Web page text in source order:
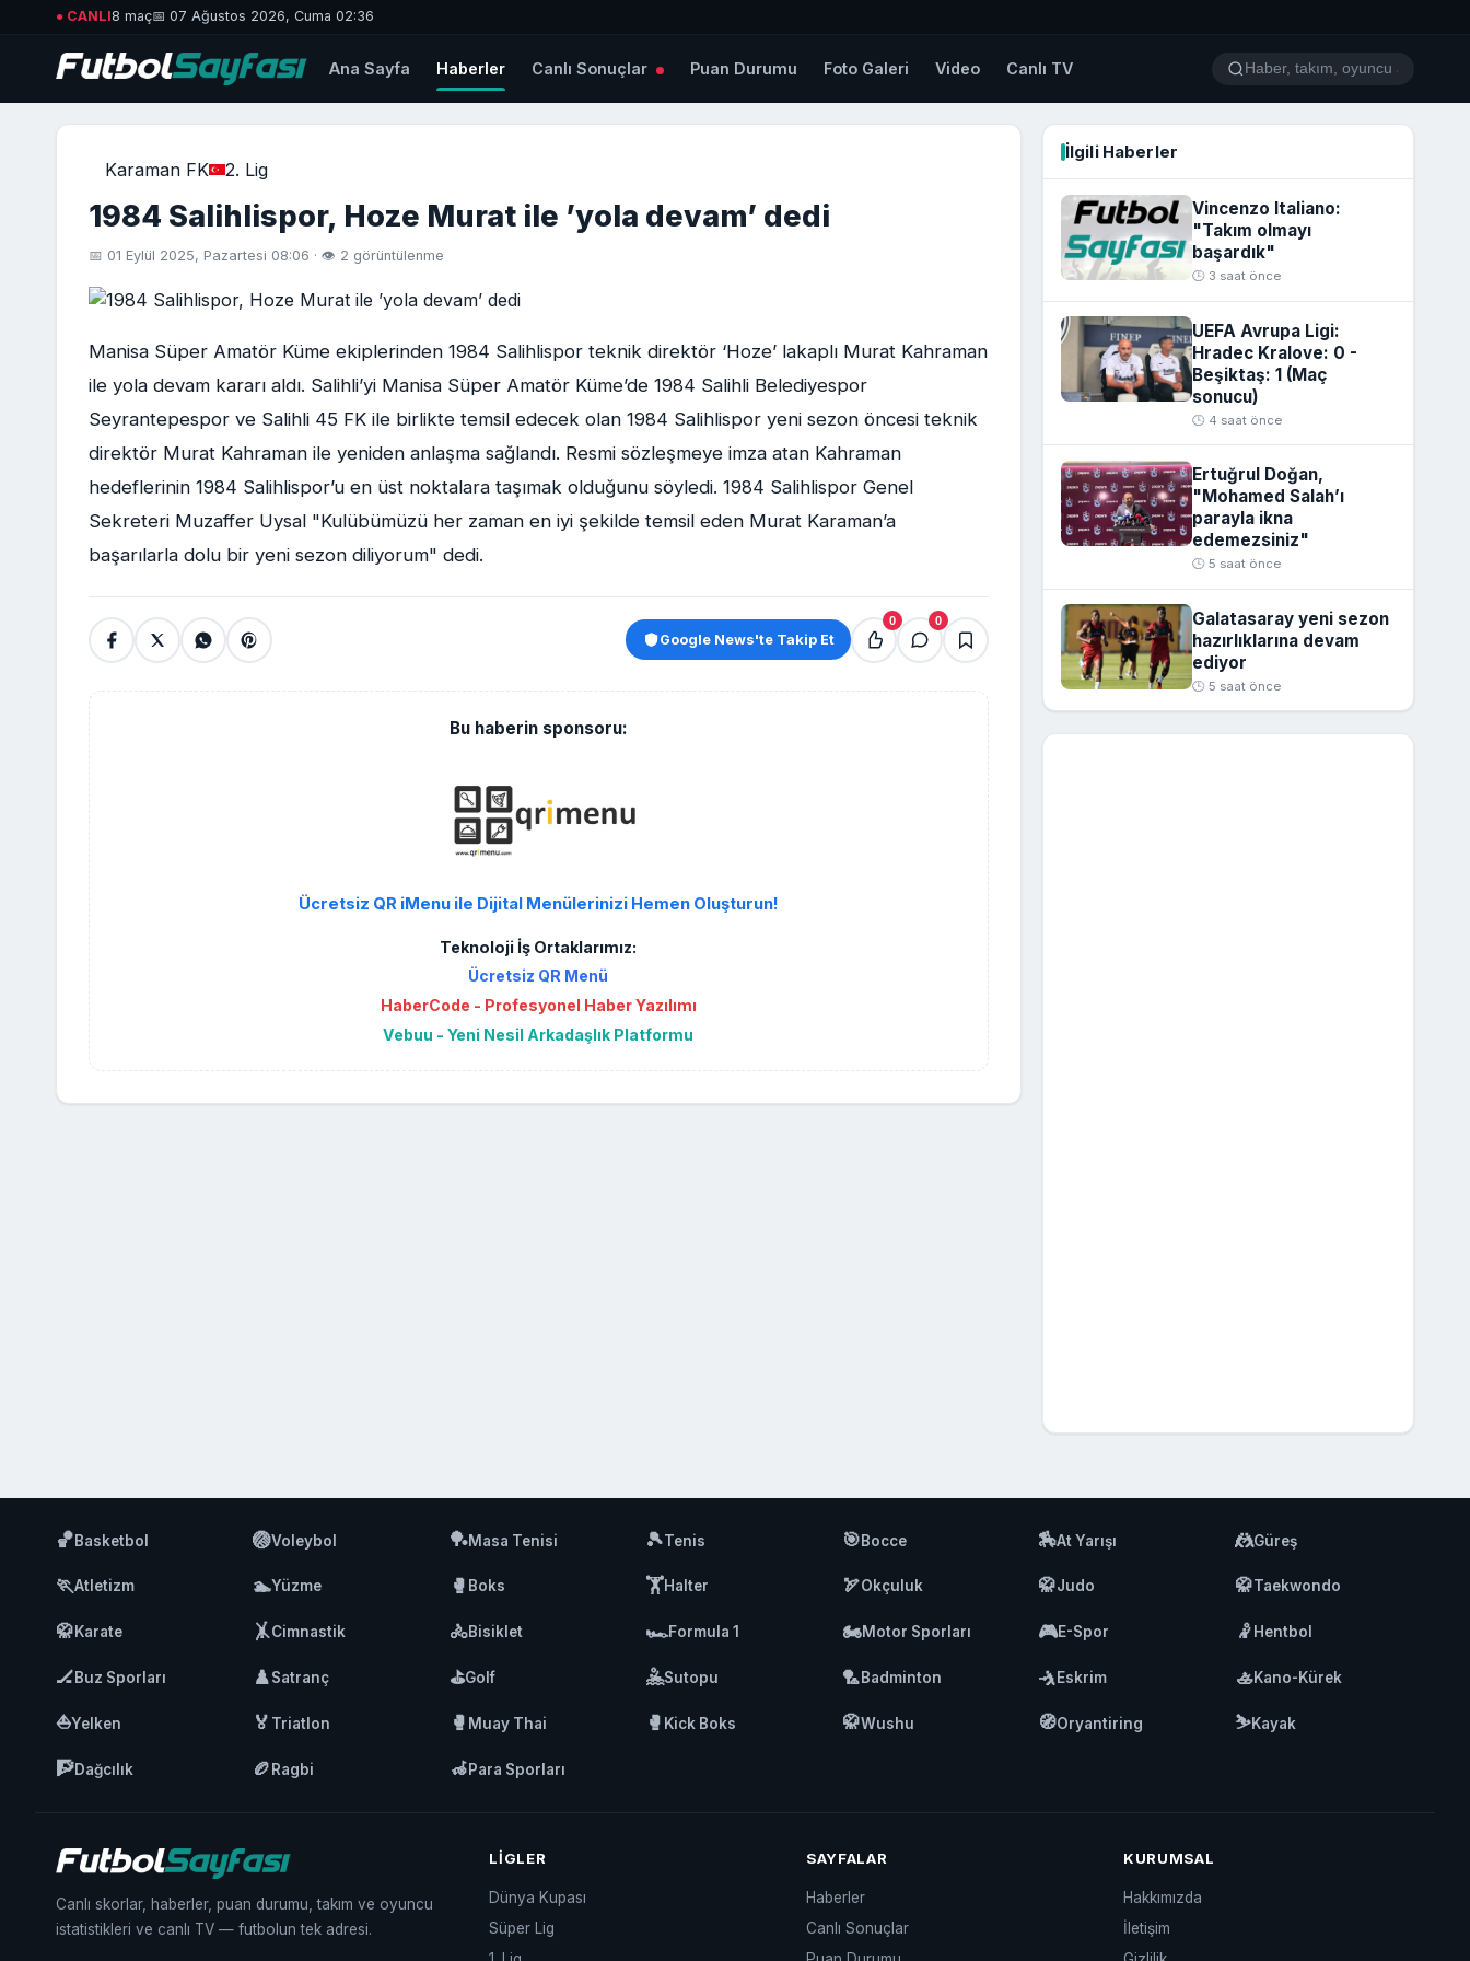
● CANLI8 maç📅 07 Ağustos 2026, Cuma 02:36
Ana Sayfa Haberler Canlı Sonuçlar Puan Durumu Foto Galeri Video Canlı TV
Karaman FK 2. Lig
1984 Salihlispor, Hoze Murat ile ’yola devam’ dedi
📅 01 Eylül 2025, Pazartesi 08:06 · 👁 2 görüntülenme
Manisa Süper Amatör Küme ekiplerinden 1984 Salihlispor teknik direktör ‘Hoze’ lakaplı Murat Kahraman
ile yola devam kararı aldı. Salihli’yi Manisa Süper Amatör Küme’de 1984 Salihli Belediyespor
Seyrantepespor ve Salihli 45 FK ile birlikte temsil edecek olan 1984 Salihlispor yeni sezon öncesi teknik
direktör Murat Kahraman ile yeniden anlaşma sağlandı. Resmi sözleşmeye imza atan Kahraman
hedeflerinin 1984 Salihlispor’u en üst noktalara taşımak olduğunu söyledi. 1984 Salihlispor Genel
Sekreteri Muzaffer Uysal "Kulübümüzü her zaman en iyi şekilde temsil eden Murat Karaman’a
başarılarla dolu bir yeni sezon diliyorum" dedi.
Google News'te Takip Et
0 0
Bu haberin sponsoru:
Ücretsiz QR iMenu ile Dijital Menülerinizi Hemen Oluşturun!
Teknoloji İş Ortaklarımız:
Ücretsiz QR Menü
HaberCode - Profesyonel Haber Yazılımı
Vebuu - Yeni Nesil Arkadaşlık Platformu
İlgili Haberler
Vincenzo Italiano:
"Takım olmayı
başardık"
🕒 3 saat önce
UEFA Avrupa Ligi:
Hradec Kralove: 0 -
Beşiktaş: 1 (Maç
sonucu)
🕒 4 saat önce
Ertuğrul Doğan,
"Mohamed Salah’ı
parayla ikna
edemezsiniz"
🕒 5 saat önce
Galatasaray yeni sezon
hazırlıklarına devam
ediyor
🕒 5 saat önce
🏀Basketbol 🏐Voleybol 🏓Masa Tenisi 🎾Tenis 🎯Bocce 🏇At Yarışı 🤼Güreş
🏃Atletizm 🏊Yüzme 🥊 Boks 🏋️Halter 🏹Okçuluk 🥋Judo 🥋Taekwondo
🥋Karate 🤸Cimnastik 🚴Bisiklet 🏎️Formula 1 🏍️Motor Sporları 🎮E-Spor 🤾 Hentbol
🏒Buz Sporları ♟️Satranç ⛳Golf 🤽Sutopu 🏸Badminton 🤺Eskrim 🚣Kano-Kürek
⛵Yelken 🏅 Triatlon 🥊 Muay Thai 🥊 Kick Boks 🥋Wushu 🧭Oryantiring ⛷️Kayak
🧗Dağcılık 🏉 Ragbi 🦽Para Sporları
Canlı skorlar, haberler, puan durumu, takım ve oyuncu
istatistikleri ve canlı TV — futbolun tek adresi.
LIGLER
Dünya Kupası
Süper Lig
SAYFALAR
Haberler
Canlı Sonuçlar
KURUMSAL
Hakkımızda
İletişim